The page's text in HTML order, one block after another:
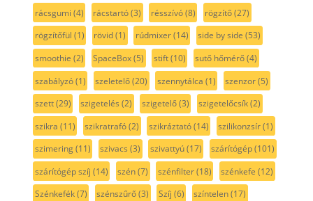
rácsgumi (4) rácstartó(3) résszívó(8) rögzítő(27)
rögzítőfül (1) rövid(1) rúdmixer(14) side by side (53)
smoothie (2) SpaceBox(5) stift(10) sutő hőmérő(4)
szabályzó(1) szeletelő(20) szennytálca (1) szenzor(5)
szett(29) szigetelés (2) szigetelő(3) szigetelőcsík(2)
szikra (11) szikratrafó(2) szikráztató(14) szilikonzsír(1)
szimering(11) szivacs (3) szivattyú(17) szárítógép(101)
szárítógép szíj (14) szén(7) szénfilter(18) szénkefe (12)
Szénkefék(7) szénszűrő(3) Szíj (6) színtelen(17)